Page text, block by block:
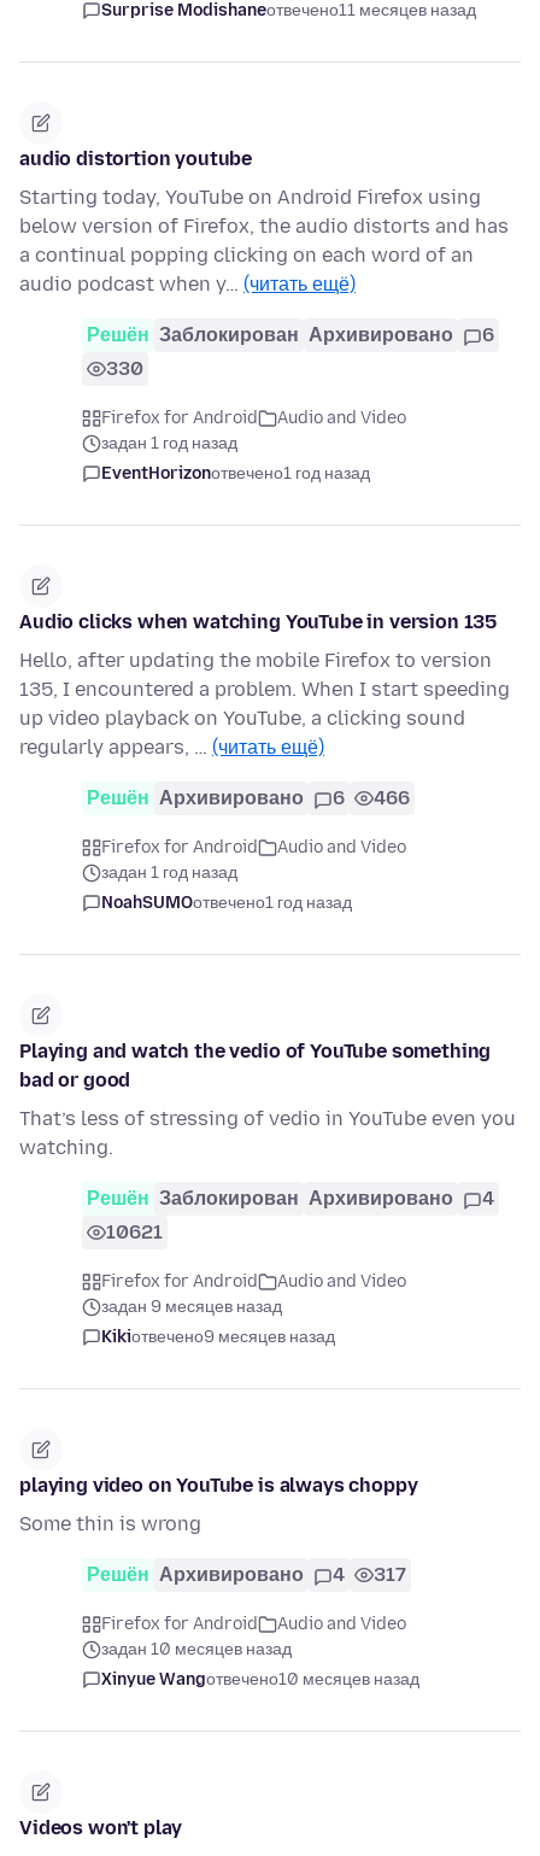
Surprise Modishaneотвечено11 месяцев назад
audio distortion youtube
Starting today, YouTube on Android Firefox using
below version of Firefox, the audio distorts and has
a continual popping clicking on each word of an
audio podcast when y… (читать ещё)
Решён Заблокирован Архивировано
6
330
Firefox for Android
Audio and Video
задан 1 год назад
EventHorizonотвечено1 год назад
Audio clicks when watching YouTube in version 135
Hello, after updating the mobile Firefox to version
135, I encountered a problem. When I start speeding
up video playback on YouTube, a clicking sound
regularly appears, … (читать ещё)
Решён Архивировано 6 466
Firefox for Android
Audio and Video
задан 1 год назад
NoahSUMOотвечено1 год назад
Playing and watch the vedio of YouTube something
bad or good
That’s less of stressing of vedio in YouTube even you
watching.
Решён Заблокирован Архивировано
4
10621
Firefox for Android
Audio and Video
задан 9 месяцев назад
Kikiотвечено9 месяцев назад
playing video on YouTube is always choppy
Some thin is wrong
Решён Архивировано 4 317
Firefox for Android
Audio and Video
задан 10 месяцев назад
Xinyue Wangотвечено10 месяцев назад
Videos won't play